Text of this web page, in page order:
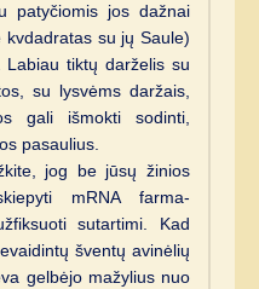
patyčiomis jos dažnai
su jų Saule)
Labiau tiktų darželis su
su lysvėms daržais,
gali išmokti sodinti,
pasaulius.
jog be jūsų žinios
mRNA farma-
sutartimi. Kad
šventų avinėlių
gelbėjo mažylius nuo